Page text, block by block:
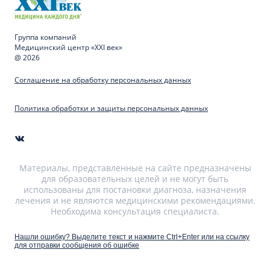
Группа компаний
Медицинский центр «XXI век»
@ 2026
Соглашение на обработку персональных данных
Политика обработки и защиты персональных данных
Материалы, представленные на сайте предназначены
для образовательных целей и не могут быть
использованы для постановки диагноза, назначения
лечения и не являются медицинскими рекомендациями.
Необходима консультация специалиста.
Нашли ошибку? Выделите текст и нажмите Ctrl+Enter или на ссылку
для отправки сообщения об ошибке